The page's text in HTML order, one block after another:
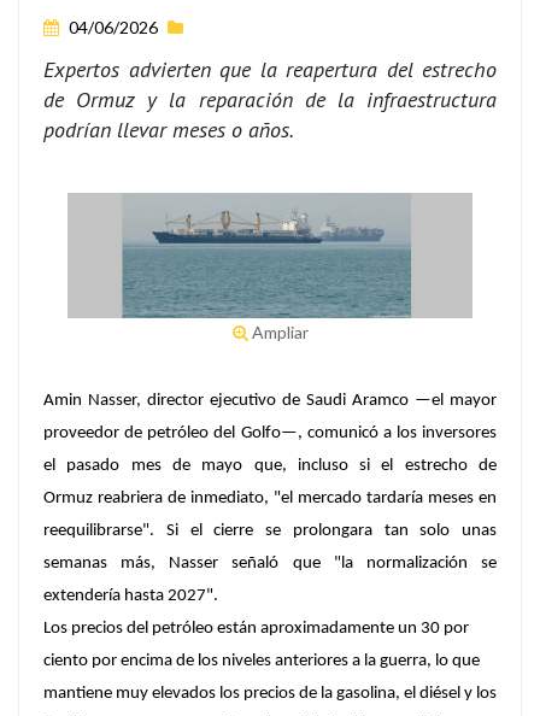
04/06/2026
Expertos advierten que la reapertura del estrecho
de Ormuz y la reparación de la infraestructura
podrían llevar meses o años.
Ampliar
Amin Nasser, director ejecutivo de Saudi Aramco —el mayor
proveedor de petróleo del Golfo—, comunicó a los inversores
el pasado mes de mayo que, incluso si el estrecho de
Ormuz reabriera de inmediato, "el mercado tardaría meses en
reequilibrarse". Si el cierre se prolongara tan solo unas
semanas más, Nasser señaló que "la normalización se
extendería hasta 2027".
Los precios del petróleo están aproximadamente un 30 por
ciento por encima de los niveles anteriores a la guerra, lo que
mantiene muy elevados los precios de la gasolina, el diésel y los